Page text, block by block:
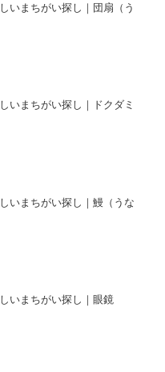
いまちがい探し｜団扇（う
いまちがい探し｜ドクダミ
いまちがい探し｜鰻（うな
いまちがい探し｜眼鏡